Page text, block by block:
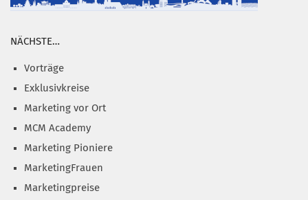
NÄCHSTE…
Vorträge
Exklusivkreise
Marketing vor Ort
MCM Academy
Marketing Pioniere
MarketingFrauen
Marketingpreise